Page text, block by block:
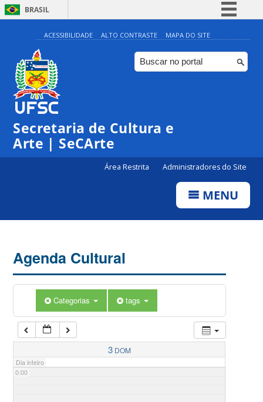
BRASIL
Simplifique!
Comunica BR
Participe
ACESSIBILIDADE ALTO CONTRASTE MAPA DO SITE
Secretaria de Cultura e
Arte | SeCArte
Área Restrita Administradores do Site
MENU
Agenda Cultural
Categorias tags
3 DOM
Dia inteiro
0:00